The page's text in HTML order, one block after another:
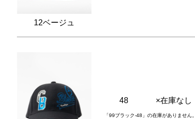
12ベージュ
48 ×在庫なし
「99ブラック-48」の在庫がありません。